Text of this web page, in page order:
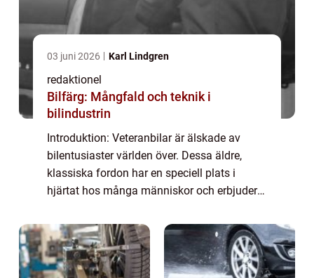
03 juni 2026 Karl Lindgren
redaktionel
Bilfärg: Mångfald och teknik i
bilindustrin
Introduktion: Veteranbilar är älskade av
bilentusiaster världen över. Dessa äldre,
klassiska fordon har en speciell plats i
hjärtat hos många människor och erbjuder
att skydda och försäkra sin veteranbil är...